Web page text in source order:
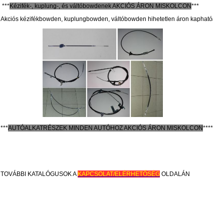
***Kézifék-, kuplung-, és váltóbowdenekAKCIÓS ÁRON MISKOLCON***
Akciós kézifékbowden, kuplungbowden, váltóbowden hihetetlen áron
***AUTÓALKATRÉSZEK MINDEN AUTÓHOZAKCIÓS ÁRON MISKOLCON****
TOVÁBBI KATALÓGUSOK A KAPCSOLAT/ELÉRHETŐSÉG OLDALÁN